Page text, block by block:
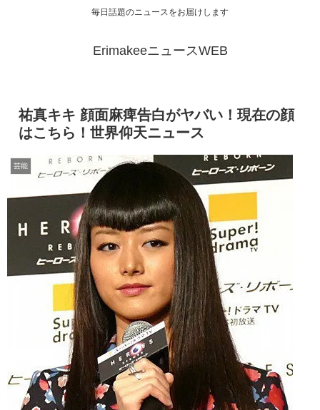
毎日話題のニュースをお届けします
ErimakeeニュースWEB
祐真キキ 顔面麻痺告白がヤバい！現在の顔
はこちら！世界仰天ニュース
芸能